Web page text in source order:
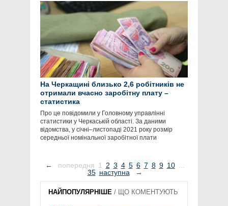
На Черкащині близько 2,6 робітників не
отримали вчасно заробітну плату –
статистика
Про це повідомили у Головному управлінні
статистики у Черкаській області. За даними
відомства, у січні–листопаді 2021 року розмір
середньої номінальної заробітної плати
← попередня 1 2 3 4 5 6 7 8 9 10 ...
35 наступна →
НАЙПОПУЛЯРНІШЕ / ЩО КОМЕНТУЮТЬ